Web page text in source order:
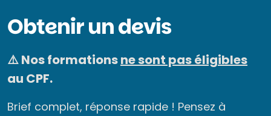
Obtenir un devis
⚠️ Nos formationsne sont pas éligibles
au CPF.
Brief complet, réponse rapide ! Pensez à